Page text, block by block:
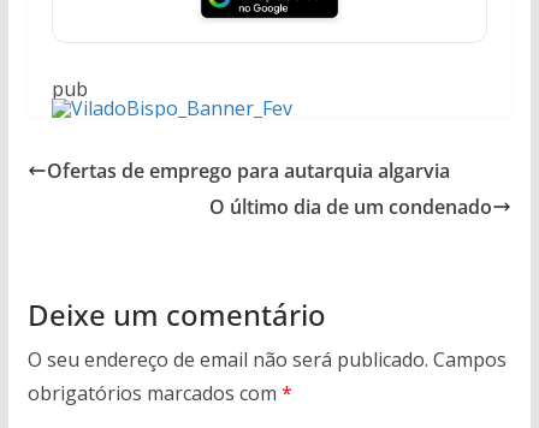
pub
Ofertas de emprego para autarquia algarvia
O último dia de um condenado
Deixe um comentário
O seu endereço de email não será publicado. Campos
obrigatórios marcados com *